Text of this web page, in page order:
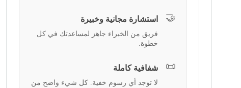
🤝 استشارة مجانية وخبيرة
فريق من الخبراء جاهز لمساعدتك في كل
خطوة.
📜 شفافية كاملة
لا توجد أي رسوم خفية. كل شيء واضح من